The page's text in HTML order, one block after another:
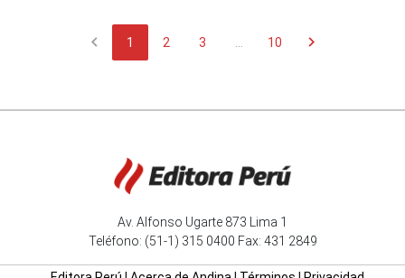
chevron_left 1 2 3 10 chevron_right
Av. Alfonso Ugarte 873 Lima 1
Teléfono: (51-1) 315 0400 Fax: 431 2849